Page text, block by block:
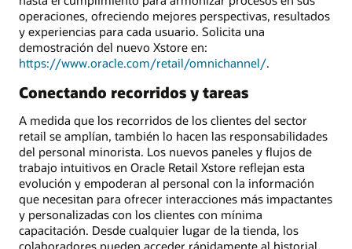
operaciones, ofreciendo mejores perspectivas, resultados
y experiencias para cada usuario. Solicita una
demostración del nuevo Xstore en:
https://www.oracle.com/retail/omnichannel/.
Conectando recorridos y tareas
A medida que los recorridos de los clientes del sector
retail se amplían, también lo hacen las responsabilidades
del personal minorista. Los nuevos paneles y flujos de
trabajo intuitivos en Oracle Retail Xstore reflejan esta
evolución y empoderan al personal con la información
que necesitan para ofrecer interacciones más impactantes
y personalizadas con los clientes con mínima
capacitación. Desde cualquier lugar de la tienda, los